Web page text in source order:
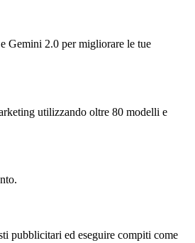
Gemini 2.0 per migliorare le tue
utilizzando oltre 80 modelli e
pubblicitari ed eseguire compiti come